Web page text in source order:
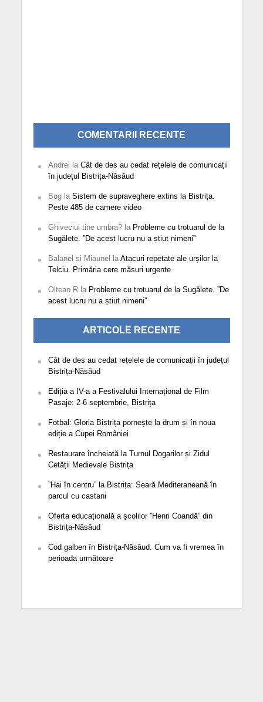
COMENTARII RECENTE
Andrei la Cât de des au cedat rețelele de comunicații
în județul Bistrița-Năsăud
Bugla Sistem de supraveghere extins la Bistrița.
Peste 485 de camere video
Ghiveciul tine umbra?la Probleme cu trotuarul de la
Sugălete. ”De acest lucru nu a știut nimeni”
Balanel si Miaunel la Atacuri repetate ale urșilor la
Telciu. Primăria cere măsuri urgente
Oltean Rla Probleme cu trotuarul de la Sugălete. ”De
acest lucru nu a știut nimeni”
ARTICOLE RECENTE
Cât de des au cedat rețelele de comunicații în județul
Bistrița-Năsăud
Ediția a IV-a a Festivalului Internațional de Film
Pasaje: 2-6 septembrie, Bistrița
Fotbal: Gloria Bistrița pornește la drum și în noua
ediție a Cupei României
Restaurare încheiată la Turnul Dogarilor și Zidul
Cetății Medievale Bistrița
”Hai în centru” la Bistrița: Seară Mediteraneană în
parcul cu castani
Oferta educațională a școlilor ”Henri Coandă” din
Bistrița-Năsăud
Cod galben în Bistrița-Năsăud. Cum va fi vremea în
perioada următoare